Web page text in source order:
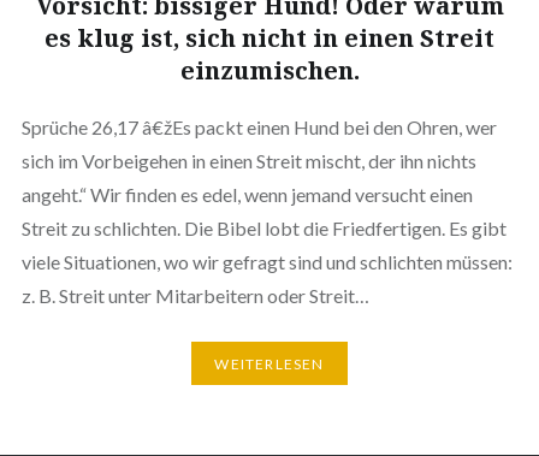
es klug ist, sich nicht in einen Streit
einzumischen.
Sprüche 26,17 â€žEs packt einen Hund bei den Ohren, wer
sich im Vorbeigehen in einen Streit mischt, der ihn nichts
angeht.“ Wir finden es edel, wenn jemand versucht einen
Streit zu schlichten. Die Bibel lobt die Friedfertigen. Es gibt
viele Situationen, wo wir gefragt sind und schlichten müssen:
z. B. Streit unter Mitarbeitern oder Streit…
WEITERLESEN